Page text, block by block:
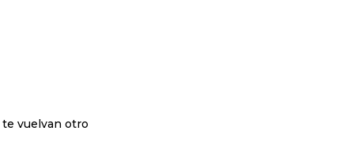
te vuelvan otro